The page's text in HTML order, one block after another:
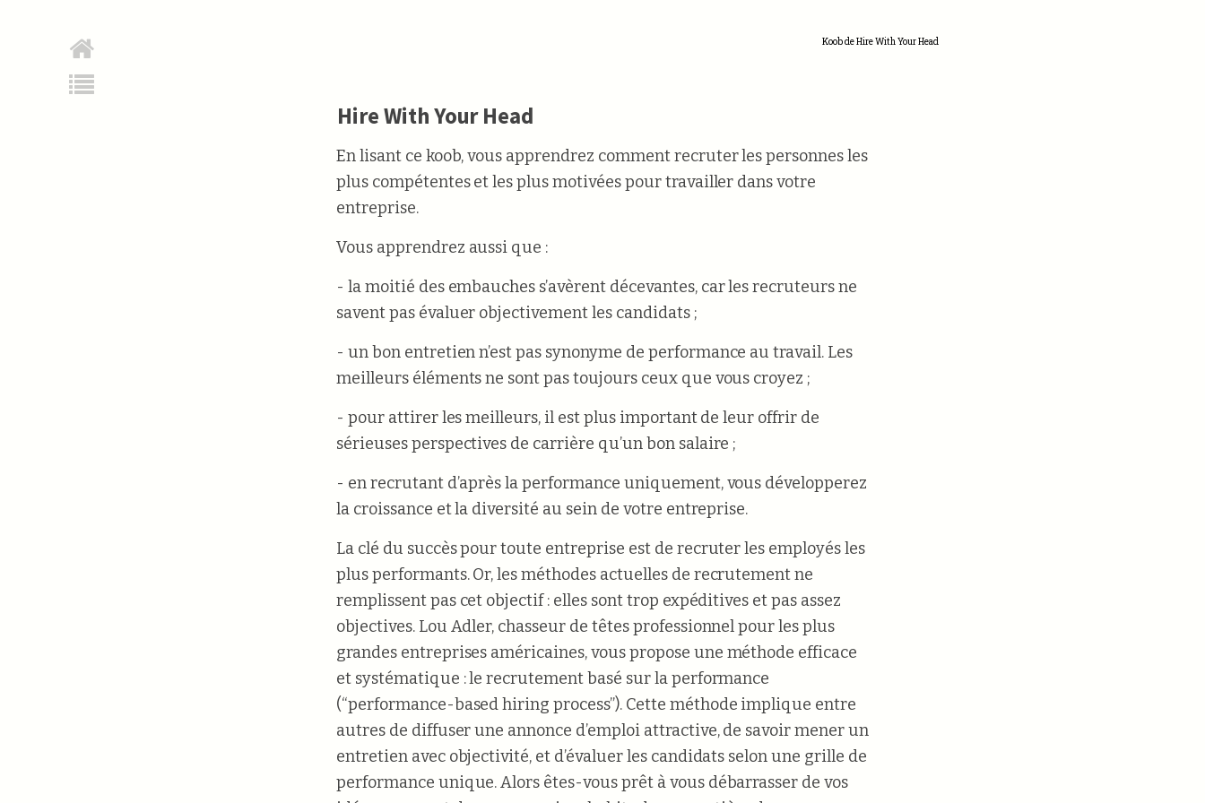
Koob de Hire With Your Head
Hire With Your Head
En lisant ce koob, vous apprendrez comment recruter les personnes les
plus compétentes et les plus motivées pour travailler dans votre
entreprise.
Vous apprendrez aussi que :
- la moitié des embauches s’avèrent décevantes, car les recruteurs ne
savent pas évaluer objectivement les candidats ;
- un bon entretien n’est pas synonyme de performance au travail. Les
meilleurs éléments ne sont pas toujours ceux que vous croyez ;
- pour attirer les meilleurs, il est plus important de leur offrir de
sérieuses perspectives de carrière qu’un bon salaire ;
- en recrutant d’après la performance uniquement, vous développerez
la croissance et la diversité au sein de votre entreprise.
La clé du succès pour toute entreprise est de recruter les employés les
plus performants. Or, les méthodes actuelles de recrutement ne
remplissent pas cet objectif : elles sont trop expéditives et pas assez
objectives. Lou Adler, chasseur de têtes professionnel pour les plus
grandes entreprises américaines, vous propose une méthode efficace
et systématique : le recrutement basé sur la performance
(“performance-based hiring process”). Cette méthode implique entre
autres de diffuser une annonce d’emploi attractive, de savoir mener un
entretien avec objectivité, et d’évaluer les candidats selon une grille de
performance unique. Alors êtes-vous prêt à vous débarrasser de vos